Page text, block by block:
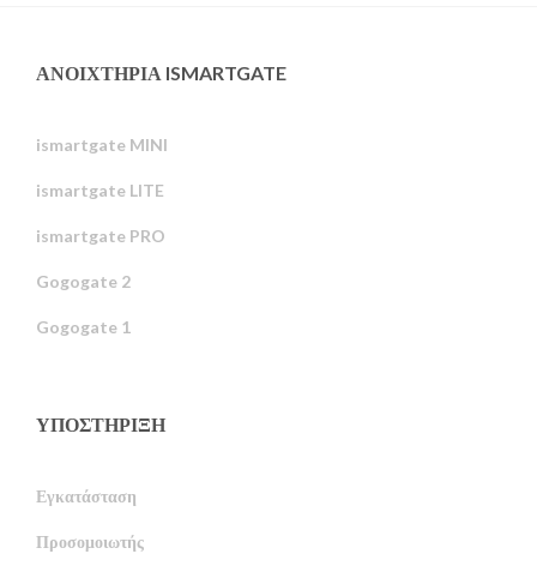
ΑΝΟΙΧΤΉΡΙΑ ISMARTGATE
ismartgate MINI
ismartgate LITE
ismartgate PRO
Gogogate 2
Gogogate 1
ΥΠΟΣΤΉΡΙΞΗ
Εγκατάσταση
Προσομοιωτής